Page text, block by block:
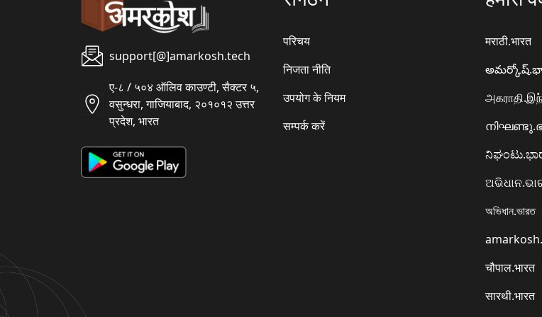
support[@]amarkosh.tech
ए-८ / ५०४ ऑलिव काउण्टी, सैक्टर ५,
वसुन्धरा, गाजियाबाद, २०१०१२ उत्तर
प्रदेश, भारत
परिचय
निजता नीति
उपयोग के नियम
सम्पर्क करें
मराठी.भारत
অভিধান.ভারত
चौपाल.भारत
सारथी.भारत